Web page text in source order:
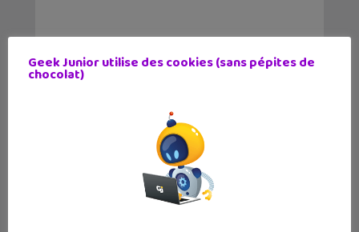
Geek Junior utilise des cookies (sans pépites de
chocolat)